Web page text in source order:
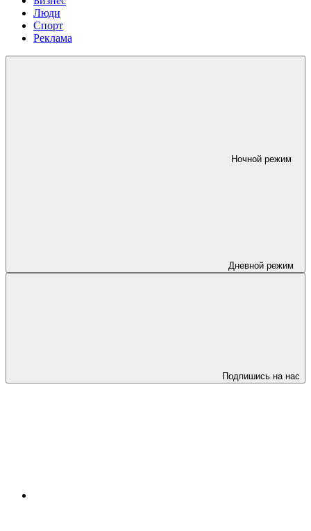
Люди
Спорт
Реклама
Ночной режим
Дневной режим
Подпишись на нас